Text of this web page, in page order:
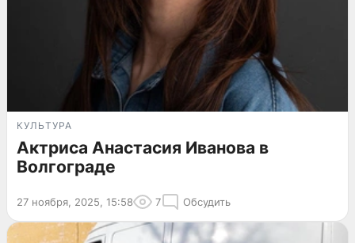
КУЛЬТУРА
Актриса Анастасия Иванова в
Волгограде
27 ноября, 2025, 15:58 7 Обсудить